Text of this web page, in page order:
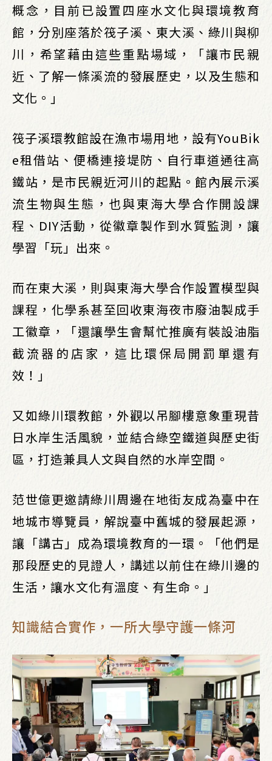
概念，目前已設置四座水文化與環境教育
館，分別座落於筏子溪、東大溪、綠川與柳
川，希望藉由這些重點場域，「讓市民親
近、了解一條溪流的發展歷史，以及生態和
文化。」
筏子溪環教館設在漁市場用地，設有YouBik
e租借站、便橋連接堤防、自行車道通往高
鐵站，是市民親近河川的起點。館內展示溪
流生物與生態，也與東海大學合作開設課
程、DIY活動，從徽章製作到水質監測，讓
學習「玩」出來。
而在東大溪，則與東海大學合作設置模型與
課程，化學系甚至回收東海夜市廢油製成手
工徽章，「還讓學生會幫忙推廣有裝設油脂
截流器的店家，這比環保局開罰單還有
效！」
又如綠川環教館，外觀以吊腳樓意象重現昔
日水岸生活風貌，並結合綠空鐵道與歷史街
區，打造兼具人文與自然的水岸空間。
范世億更邀請綠川周邊在地街友成為臺中在
地城市導覽員，解說臺中舊城的發展起源，
讓「講古」成為環境教育的一環。「他們是
那段歷史的見證人，講述以前住在綠川邊的
生活，讓水文化有溫度、有生命。」
知識結合實作，一所大學守護一條河